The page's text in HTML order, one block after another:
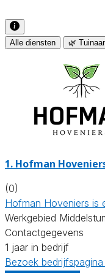
Alle diensten 🌿
1. Hofman
(0)
Hofman Hoveniers is
Werkgebied
Contactgegevens
1 jaar in bedrijf
Bezoek bedrijfspagina